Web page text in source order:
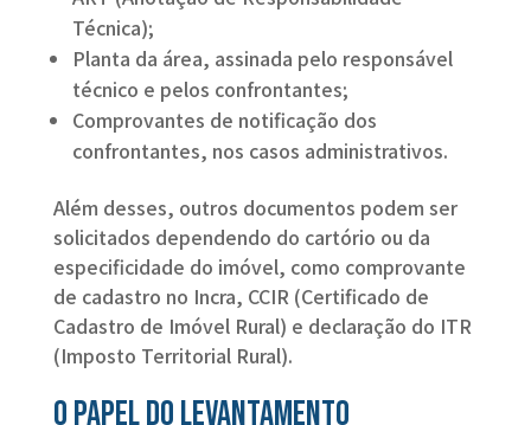
Técnica);
Planta da área, assinada pelo responsável
técnico e pelos confrontantes;
Comprovantes de notificação dos
confrontantes, nos casos administrativos.
Além desses, outros documentos podem ser
solicitados dependendo do cartório ou da
especificidade do imóvel, como comprovante
de cadastro no Incra, CCIR (Certificado de
Cadastro de Imóvel Rural) e declaração do ITR
(Imposto Territorial Rural).
O papel do levantamento